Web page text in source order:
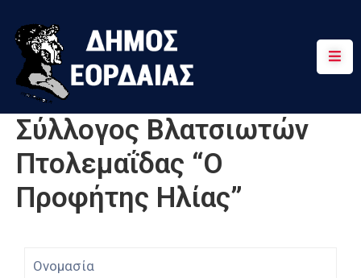
Αρχική
Πτολεμαΐδα
Κοινότητες
Διαδρομές
Σύλλογος Βλατσιωτών
Πτολεμαΐδας “Ο
Προφήτης Ηλίας”
Ονομασία